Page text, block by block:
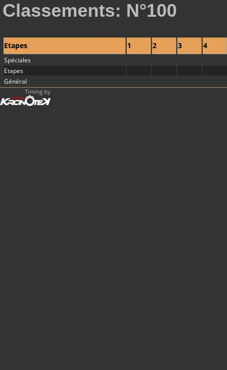
Classements: N°100
Etapes 1 2 3 4
Spéciales
Etapes
Général
Timing by